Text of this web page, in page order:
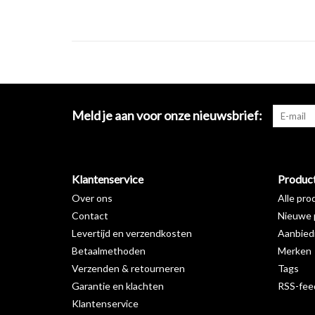
Meld je aan voor onze nieuwsbrief:
Klantenservice
Over ons
Contact
Levertijd en verzendkosten
Betaalmethoden
Verzenden & retourneren
Garantie en klachten
Klantenservice
Alle
Nieuwe
Merken
Tags
RSS-